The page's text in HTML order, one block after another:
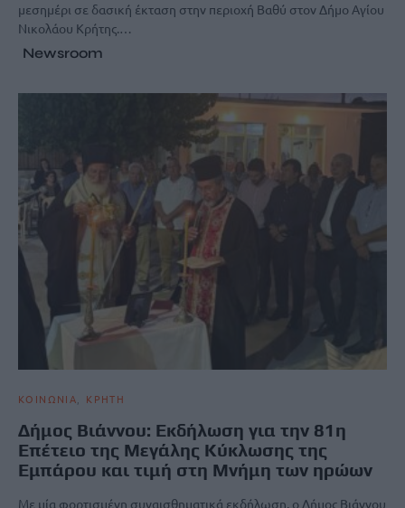
μεσημέρι σε δασική έκταση στην περιοχή Βαθύ στον Δήμο Αγίου
Νικολάου Κρήτης.…
Newsroom
ΚΟΙΝΩΝΙΑ ΚΡΗΤΗ
Δήμος Βιάννου: Εκδήλωση για την 81η
Επέτειο της Μεγάλης Κύκλωσης της
Εμπάρου και τιμή στη Μνήμη των ηρώων
Με μία φορτισμένη συναισθηματικά εκδήλωση, ο Δήμος Βιάννου